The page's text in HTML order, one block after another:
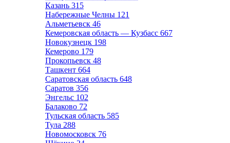
Казань 315
Набережные Челны 121
Альметьевск 46
Кемеровская область — Кузбасс 667
Новокузнецк 198
Кемерово 179
Прокопьевск 48
Ташкент 664
Саратовская область 648
Саратов 356
Энгельс 102
Балаково 72
Тульская область 585
Тула 288
Новомосковск 76